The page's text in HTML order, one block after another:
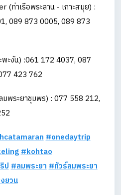
(ท่าเรือพระลาน - เกาะสมุย) :
089 873 0005, 089 873
พะงัน) :061 172 4037, 087
423 762
มพระยาชุมพร) : 077 558 212,
#onedaytrip
#kohtao
ป#ลมพระยา#ทัวร์ลมพระยา
ยวน